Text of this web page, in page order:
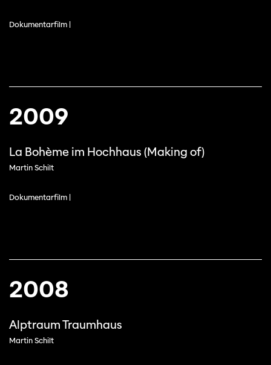
Dokumentarfilm |
2009
La Bohème im Hochhaus (Making of)
Martin Schilt
Dokumentarfilm |
2008
Alptraum Traumhaus
Martin Schilt